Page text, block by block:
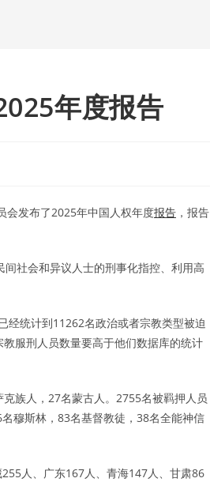
年度报告
会发布了2025年中国人权年度报告 ，报告
社会和异议人士的刑事化指控、利用高
经统计到11262名政治或者宗教类型被迫
服刑人员数量要高于他们数据库的统计
族人，27名蒙古人。2755名被羁押人员
穆斯林，83名基督教徒，38名全能神信
人、广东167人、青海147人、甘肃86